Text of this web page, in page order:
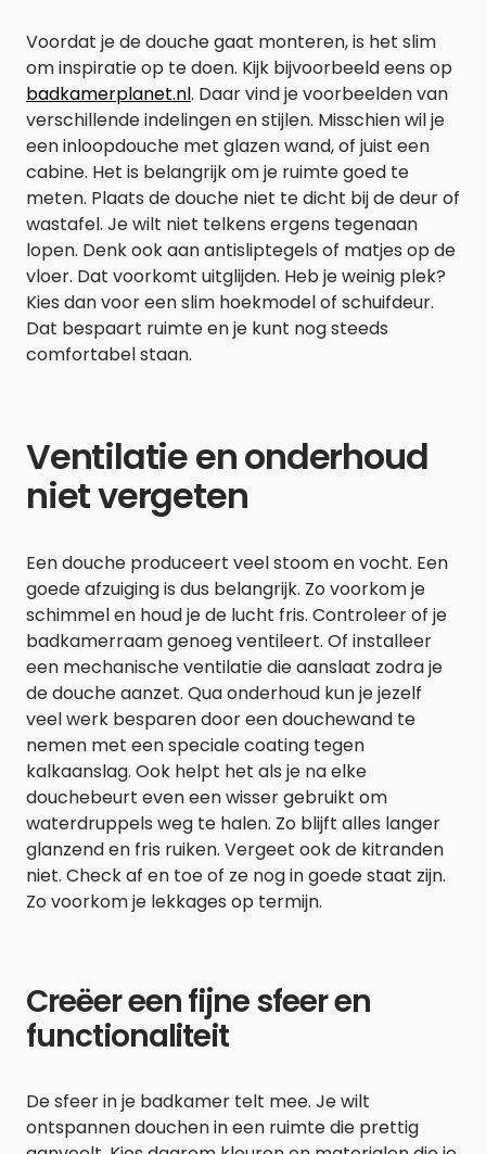
Voordat je de douche gaat monteren, is het slim
om inspiratie op te doen. Kijk bijvoorbeeld eens op
badkamerplanet.nl. Daar vind je voorbeelden van
verschillende indelingen en stijlen. Misschien wil je
een inloopdouche met glazen wand, of juist een
cabine. Het is belangrijk om je ruimte goed te
meten. Plaats de douche niet te dicht bij de deur of
wastafel. Je wilt niet telkens ergens tegenaan
lopen. Denk ook aan antisliptegels of matjes op de
vloer. Dat voorkomt uitglijden. Heb je weinig plek?
Kies dan voor een slim hoekmodel of schuifdeur.
Dat bespaart ruimte en je kunt nog steeds
comfortabel staan.
Ventilatie en onderhoud
niet vergeten
Een douche produceert veel stoom en vocht. Een
goede afzuiging is dus belangrijk. Zo voorkom je
schimmel en houd je de lucht fris. Controleer of je
badkamerraam genoeg ventileert. Of installeer
een mechanische ventilatie die aanslaat zodra je
de douche aanzet. Qua onderhoud kun je jezelf
veel werk besparen door een douchewand te
nemen met een speciale coating tegen
kalkaanslag. Ook helpt het als je na elke
douchebeurt even een wisser gebruikt om
waterdruppels weg te halen. Zo blijft alles langer
glanzend en fris ruiken. Vergeet ook de kitranden
niet. Check af en toe of ze nog in goede staat zijn.
Zo voorkom je lekkages op termijn.
Creëer een fijne sfeer en
functionaliteit
De sfeer in je badkamer telt mee. Je wilt
ontspannen douchen in een ruimte die prettig